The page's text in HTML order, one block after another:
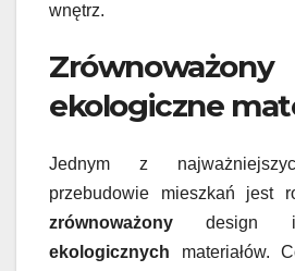
wnętrz.
ekologiczne
Jednym z
przebudowie mieszkań jest
zrównoważony design i
ekologicznych materiałów.